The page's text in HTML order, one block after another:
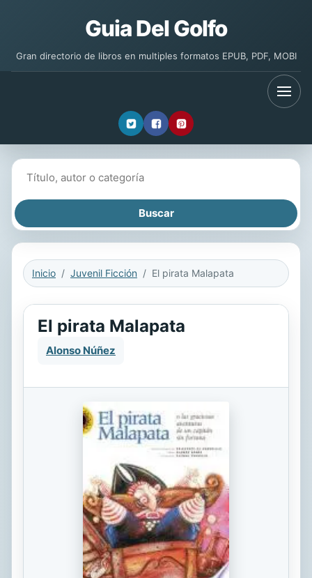
Guia Del Golfo
Gran directorio de libros en multiples formatos EPUB, PDF, MOBI
Inicio Juvenil Ficción El pirata Malapata
El pirata Malapata
Alonso Núñez